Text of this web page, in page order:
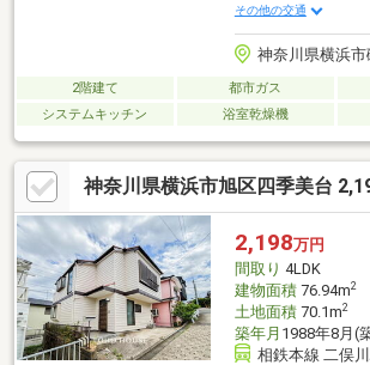
その他の交通
神奈川県横浜市
2階建て 都市ガス
システムキッチン
浴室乾燥機
神奈川県横浜市旭区四季美台
2,198万円
間取り 4LDK
建物面積76.94m2
土地面積70.1m2
築年月 1988年8月(
相鉄本線 二俣